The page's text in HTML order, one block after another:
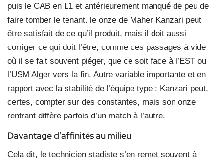
puis le CAB en L1 et antérieurement manqué de peu de
faire tomber le tenant, le onze de Maher Kanzari peut
être satisfait de ce qu’il produit, mais il doit aussi
corriger ce qui doit l’être, comme ces passages à vide
où il se fait souvent piéger, que ce soit face à l’EST ou
l’USM Alger vers la fin. Autre variable importante et en
rapport avec la stabilité de l’équipe type : Kanzari peut,
certes, compter sur des constantes, mais son onze
rentrant diffère parfois d’un match à l’autre.
Davantage d’affinités au milieu
Cela dit, le technicien stadiste s’en remet souvent à